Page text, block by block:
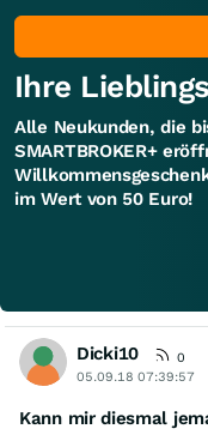
Ihre
Alle Neukunden, die
SMARTBROKER+
im Wert von 50 Euro!
Dicki10
0
05.09.18 07:39:57
Kann mir diesmal